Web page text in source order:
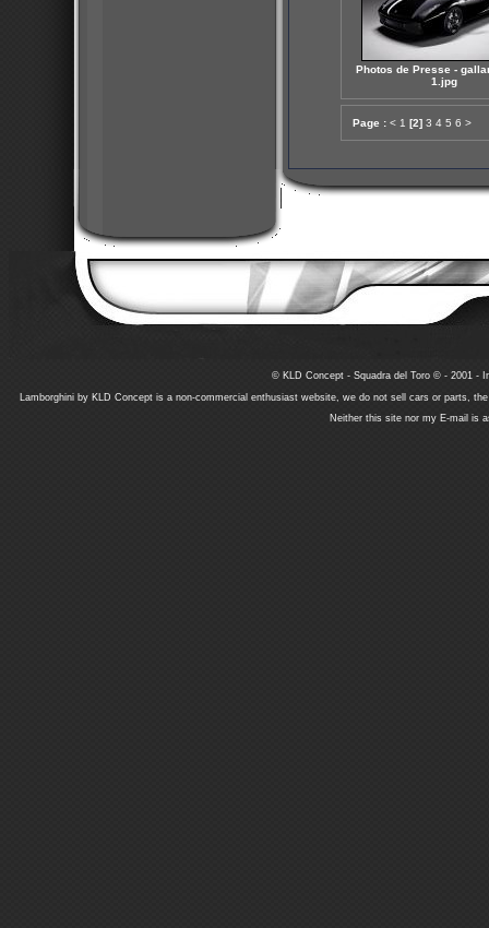
Photos de Presse -
1.jpg
Page : < 1 [2] 3 4 5 6 >
© KLD Concept - Squadra del Toro © - 2001 -
Lamborghini by KLD Concept is a non-commercial enthusiast website, we do not sell cars or parts,
Neither this site nor my E-mail is